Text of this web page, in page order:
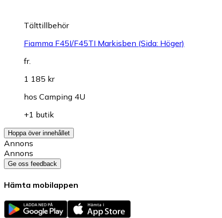
Tälttillbehör
Fiamma F45I/F45TI Markisben (Sida: Höger)
fr.
1 185 kr
hos Camping 4U
+1 butik
Hoppa över innehållet
Annons
Annons
Ge oss feedback
Hämta mobilappen